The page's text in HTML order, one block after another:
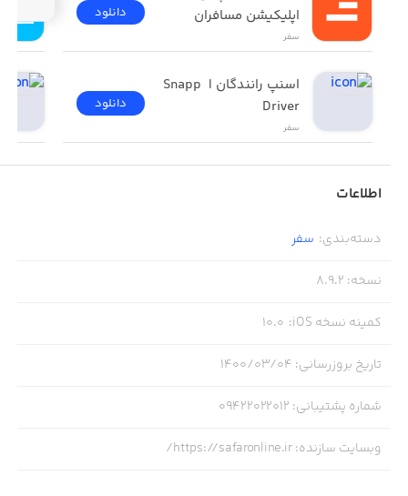
اپلیکیشن مسافران
سفر
دانلود
اسنپ رانندگان | Snapp
Driver
سفر
دانلود
اطلاعات
دسته‌بندی: سفر
نسخه:
8.9.2
کمینه نسخه iOS :
10.0
تاریخ بروزرسانی: ۱۴۰۰/۰۳/۰۴
شماره پشتیبانی:
09422022012
وبسایت سازنده:
https://safaronline.ir/